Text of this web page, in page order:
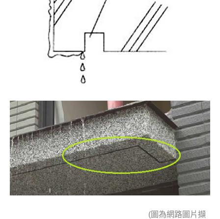
(圖為網路圖片擷